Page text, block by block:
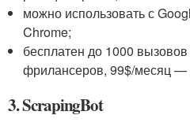
можно использовать с
Chrome;
бесплатен до 1000
фрилансеров, 99$/месяц —
3. ScrapingBot